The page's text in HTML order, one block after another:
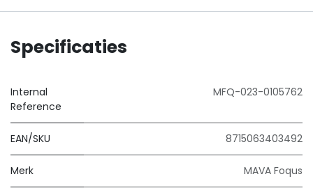
Specificaties
Internal
Reference
MFQ-023-0105762
EAN/SKU 8715063403492
Merk MAVA Foqus